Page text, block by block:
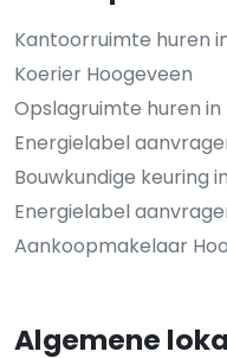
Kantoorruimte huren
Koerier Hoogeveen
Opslagruimte huren in
Energielabel
Bouwkundige keuring
Energielabel
Aankoopmakelaar
Algemene